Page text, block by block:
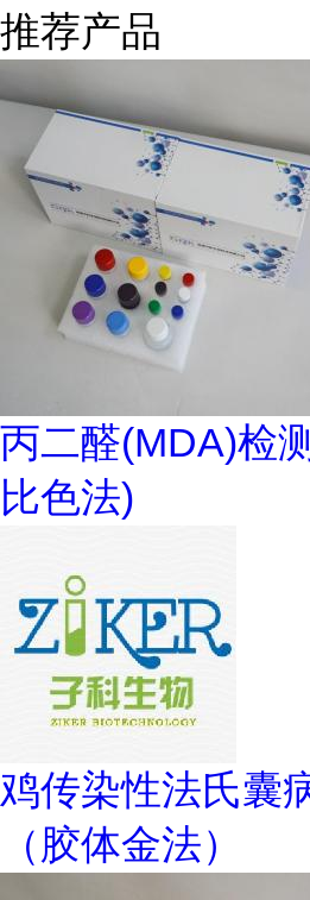
推荐产品
丙二醛(MDA)检
比色法)
鸡传染性法氏囊
（胶体金法）